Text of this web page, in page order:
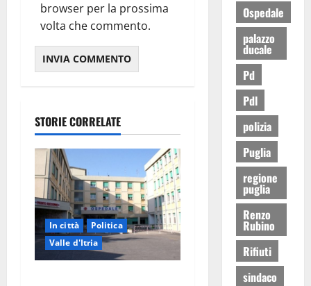
browser per la prossima
volta che commento.
STORIE CORRELATE
In città
Politica
Valle d'Itria
Ospedale
palazzo
ducale
Pd
Pdl
polizia
Puglia
regione
puglia
Renzo
Rubino
Rifiuti
sindaco